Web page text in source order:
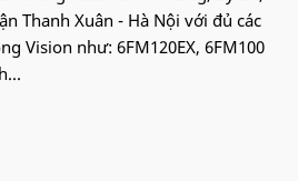
Thanh Xuân - Hà Nội với đủ các
Vision như: 6FM120EX, 6FM100